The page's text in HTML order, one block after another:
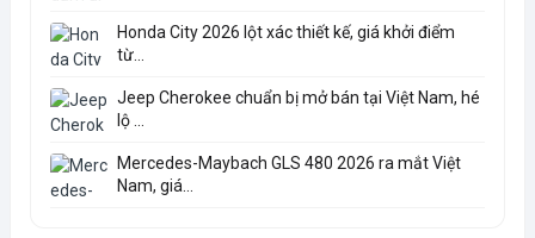
Honda City 2026 lột xác thiết kế, giá khởi điểm
từ...
Jeep Cherokee chuẩn bị mở bán tại Việt Nam, hé
lộ ...
Mercedes-Maybach GLS 480 2026 ra mắt Việt
Nam, giá...